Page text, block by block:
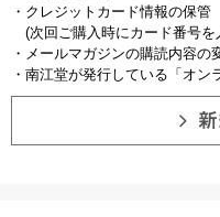
・クレジットカード情報の保管
(次回ご購入時にカード番号を
・メールマガジンの購読内容の
・南江堂が発行している「オ